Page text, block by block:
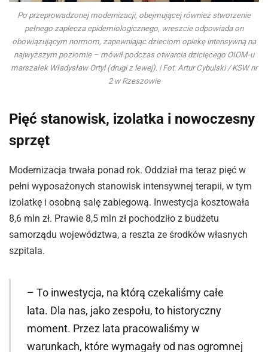
Po przeprowadzonej modernizacji, obejmującej również stworzenie
pełnego zaplecza epidemiologicznego, wreszcie odpowiada on
obowiązującym normom, zapewniając dzieciom opiekę intensywną na
najwyższym poziomie – mówił podczas otwarcia dzicięcego OIOM-u
marszałek Władysław Ortyl (drugi z lewej). | Fot. Artur Cybulski / KSW nr
2 w Rzeszowie
Pięć stanowisk, izolatka i nowoczesny
sprzęt
Modernizacja trwała ponad rok. Oddział ma teraz pięć w
pełni wyposażonych stanowisk intensywnej terapii, w tym
izolatkę i osobną salę zabiegową. Inwestycja kosztowała
8,6 mln zł. Prawie 8,5 mln zł pochodziło z budżetu
samorządu województwa, a reszta ze środków własnych
szpitala.
– To inwestycja, na którą czekaliśmy całe
lata. Dla nas, jako zespołu, to historyczny
moment. Przez lata pracowaliśmy w
warunkach, które wymagały od nas ogromnej